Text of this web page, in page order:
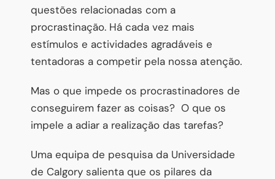
questões relacionadas com a
procrastinação. Há cada vez mais
estímulos e actividades agradáveis e
tentadoras a competir pela nossa atenção.
Mas o que impede os procrastinadores de
conseguirem fazer as coisas? O que os
impele a adiar a realização das tarefas?
Uma equipa de pesquisa da Universidade
de Calgory salienta que os pilares da